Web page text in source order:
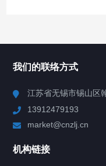
Chiller高精度制冷循
我们的联络方式
江苏省无锡市锡山区
13912479193
market@cnzlj.cn
机构链接